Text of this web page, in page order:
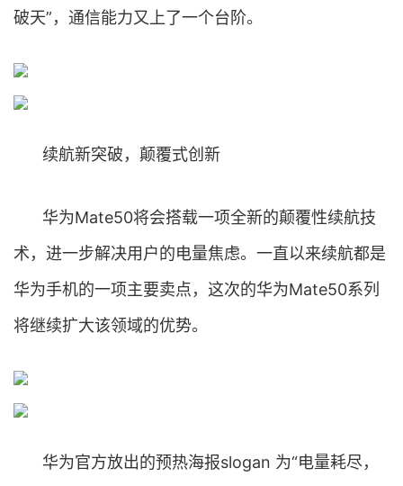
破天”，通信能力又上了一个台阶。
续航新突破，颠覆式创新
华为Mate50将会搭载一项全新的颠覆性续航技
术，进一步解决用户的电量焦虑。一直以来续航都是
华为手机的一项主要卖点，这次的华为Mate50系列
将继续扩大该领域的优势。
华为官方放出的预热海报slogan 为“电量耗尽，